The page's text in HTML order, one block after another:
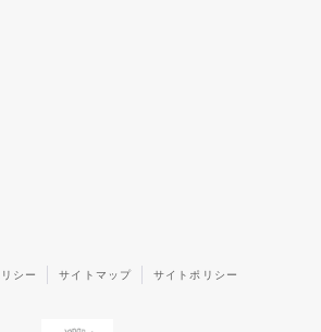
シー サイトマップ サイトポリシー